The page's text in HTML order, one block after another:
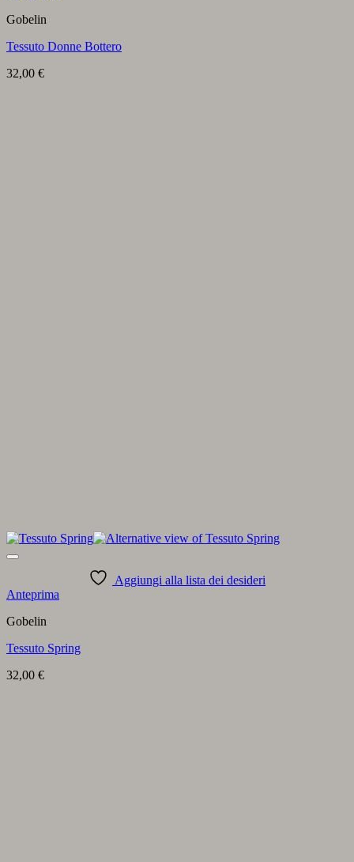
Gobelin
Tessuto Donne Bottero
32,00 €
Aggiungi alla lista dei desideri
Anteprima
Gobelin
Tessuto Spring
32,00 €